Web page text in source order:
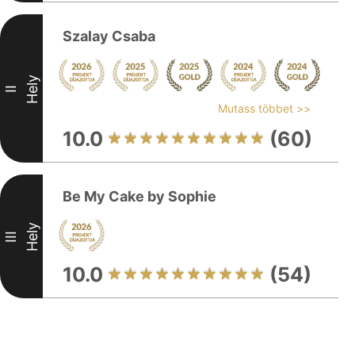
II Hely
Szalay Csaba
Mutass többet >>
10.0 (60)
III Hely
Be My Cake by Sophie
10.0 (54)